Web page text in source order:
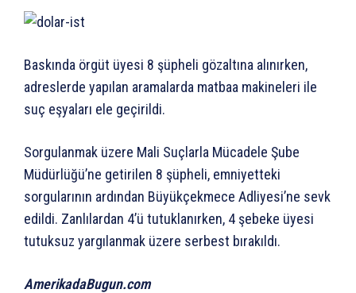
Baskında örgüt üyesi 8 şüpheli gözaltına alınırken,
adreslerde yapılan aramalarda matbaa makineleri ile
suç eşyaları ele geçirildi.
Sorgulanmak üzere Mali Suçlarla Mücadele Şube
Müdürlüğü’ne getirilen 8 şüpheli, emniyetteki
sorgularının ardından Büyükçekmece Adliyesi’ne sevk
edildi. Zanlılardan 4’ü tutuklanırken, 4 şebeke üyesi
tutuksuz yargılanmak üzere serbest bırakıldı.
AmerikadaBugun.com